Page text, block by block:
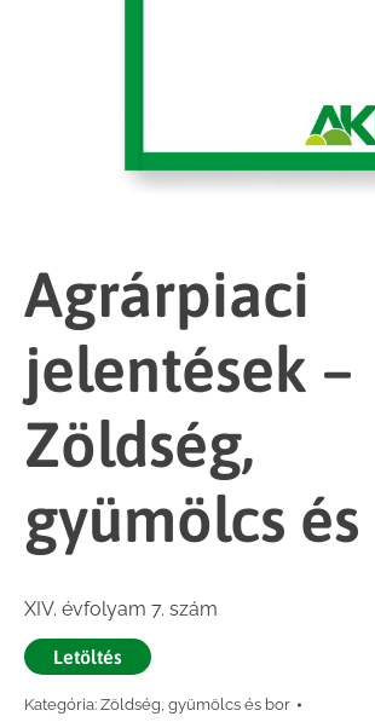
Agrárpiaci
jelentések –
Zöldség,
gyümölcs
XIV. évfolyam 7. szám
Letöltés
Kategória: Zöldség, gyümölcs és bor